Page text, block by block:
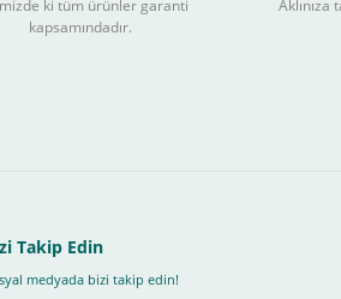
bankaya göre değişebilir
ki tüm ürünler garanti
kapsamındadır.
Takip Edin
medyada bizi takip edin!